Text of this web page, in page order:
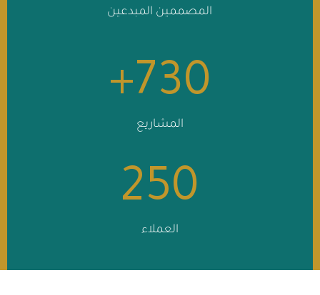
المصممين المبدعين
730
+
المشاريع
250
العملاء